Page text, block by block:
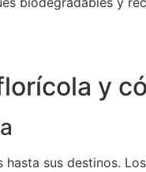
y
sus destinos.